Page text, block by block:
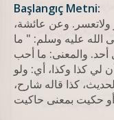
Başlangıç Metni:
ولاتعسر. وعن عائشة،
الله عليه وسلم: " ما
أحد. والمعنى: ما أحب
لي كذا وكذا، أي: ولو
كذا قاله شارح،